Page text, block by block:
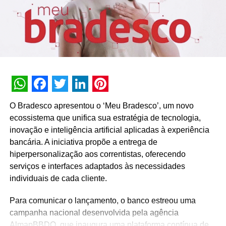
www.instagram.com/snoopyinfashion(exclusivos
produtos Snoopy)
Redes sociais Lotus
www.instagram.com/lotusglobalmktbrasil
TÓPICOS RELACIONADOS:
A SEGUIR
Lu, do Magalu, é contratada para estrelar
campanha da adidas
NÃO PERCA
Liga NESCAU® é um teste vocacional esportivo
WhatsApp
Facebook
Twitter
LinkedIn
Pinterest
O Bradesco apresentou o ‘Meu Bradesco’, um novo
ecossistema que unifica sua estratégia de tecnologia,
inovação e inteligência artificial aplicadas à experiência
bancária. A iniciativa propõe a entrega de
hiperpersonalização aos correntistas, oferecendo
serviços e interfaces adaptados às necessidades
individuais de cada cliente.
Para comunicar o lançamento, o banco estreou uma
campanha nacional desenvolvida pela agência